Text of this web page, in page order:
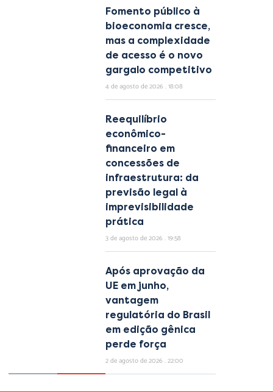
Fomento público à
bioeconomia cresce,
mas a complexidade
de acesso é o novo
gargalo competitivo
4 de agosto de 2026 18:08
Reequilíbrio
econômico-
financeiro em
concessões de
infraestrutura: da
previsão legal à
imprevisibilidade
prática
3 de agosto de 2026 19:58
Após aprovação da
UE em junho,
vantagem
regulatória do Brasil
em edição gênica
perde força
2 de agosto de 2026 22:00